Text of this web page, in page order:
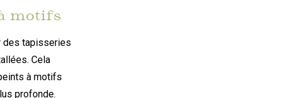
motifs
des tapisseries
Cela
à motifs
profonde.